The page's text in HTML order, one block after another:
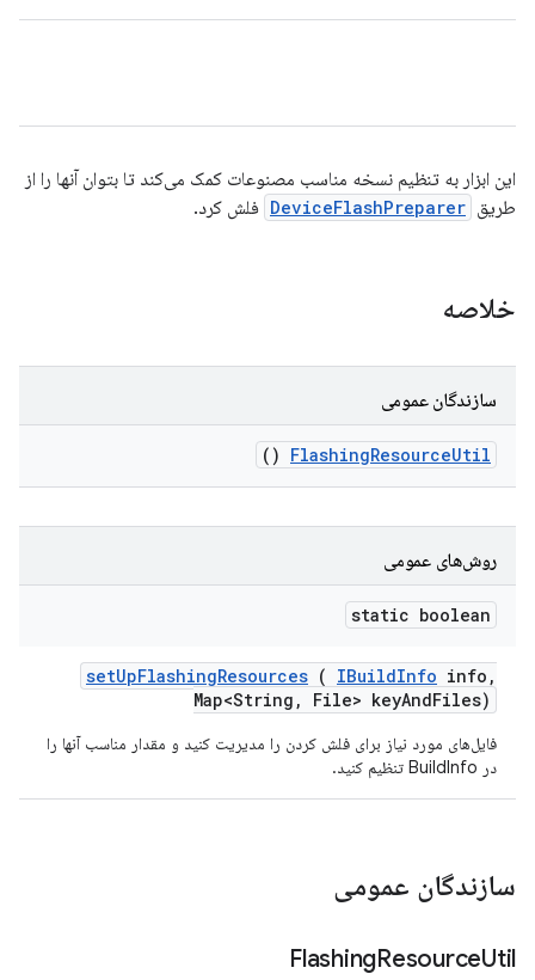
این ابزار به تنظیم نسخه مناسب مصنوعات کمک می‌کند تا بتوان آنها را از
طریق DeviceFlashPreparer فلش کرد.
خلاصه
سازندگان عمومی
FlashingResourceUtil
()
روش‌های عمومی
static boolean
setUpFlashingResources ( IBuildInfo info ,
Map<String , File> keyAndFiles)
فایل‌های مورد نیاز برای فلش کردن را مدیریت کنید و مقدار مناسب آنها را
در BuildInfo تنظیم کنید.
سازندگان عمومی
FlashingResourceUtil